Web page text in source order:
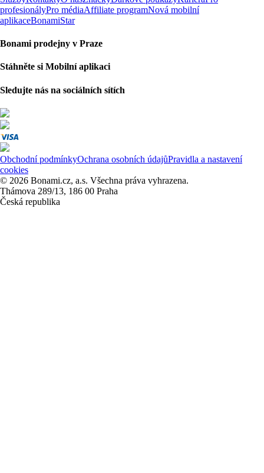
profesionályPro médiaAffiliate programNová mobilní
aplikaceBonamiStar
Bonami prodejny v Praze
Stáhněte si Mobilní aplikaci
Sledujte nás na sociálních sítích
Obchodní podmínkyOchrana osobních údajůPravidla a nastavení
cookies
© 2026 Bonami.cz, a.s. Všechna práva vyhrazena.
Thámova 289/13, 186 00 Praha
Česká republika